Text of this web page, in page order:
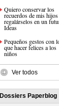
Quiero conservar los
recuerdos de mis
regalárselos en un
Ideas
Pequeños gestos con
que hacer felices a los
niños
Ver todos
Dossiers Paperblog